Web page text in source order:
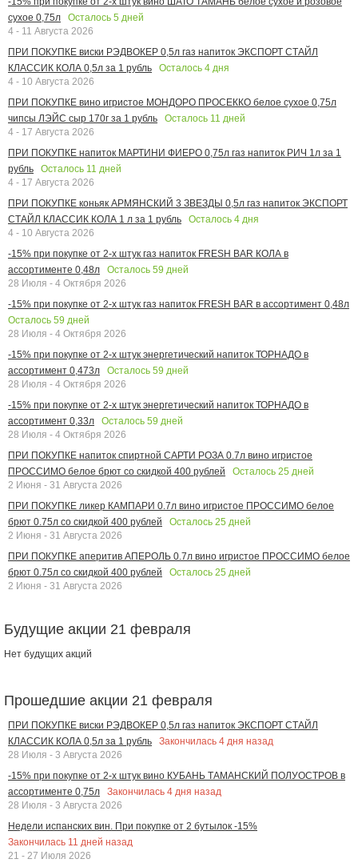
сухое 0,75л
Осталось 5 дней
4 - 11 Августа 2026
ПРИ ПОКУПКЕ виски РЭДВОКЕР 0,5л газ напиток ЭКСПОРТ СТАЙЛ
КЛАССИК КОЛА 0,5л за 1 рубль
Осталось 4 дня
4 - 10 Августа 2026
ПРИ ПОКУПКЕ вино игристое МОНДОРО ПРОСЕККО белое сухое 0,75л
чипсы ЛЭЙС сыр 170г за 1 рубль
Осталось 11 дней
4 - 17 Августа 2026
ПРИ ПОКУПКЕ напиток МАРТИНИ ФИЕРО 0,75л газ напиток РИЧ 1л за 1
рубль
Осталось 11 дней
4 - 17 Августа 2026
ПРИ ПОКУПКЕ коньяк АРМЯНСКИЙ 3 ЗВЕЗДЫ 0,5л газ напиток ЭКСПОРТ
СТАЙЛ КЛАССИК КОЛА 1 л за 1 рубль
Осталось 4 дня
4 - 10 Августа 2026
-15% при покупке от 2-х штук газ напиток FRESH BAR КОЛА в
ассортименте 0,48л
Осталось 59 дней
28 Июля - 4 Октября 2026
-15% при покупке от 2-х штук газ напиток FRESH BAR в ассортимент 0,48л
Осталось 59 дней
28 Июля - 4 Октября 2026
-15% при покупке от 2-х штук энергетический напиток ТОРНАДО в
ассортимент 0,473л
Осталось 59 дней
28 Июля - 4 Октября 2026
-15% при покупке от 2-х штук энергетический напиток ТОРНАДО в
ассортимент 0,33л
Осталось 59 дней
28 Июля - 4 Октября 2026
ПРИ ПОКУПКЕ напиток спиртной САРТИ РОЗА 0.7л вино игристое
ПРОССИМО белое брют со скидкой 400 рублей
Осталось 25 дней
2 Июня - 31 Августа 2026
ПРИ ПОКУПКЕ ликер КАМПАРИ 0.7л вино игристое ПРОССИМО белое
брют 0.75л со скидкой 400 рублей
Осталось 25 дней
2 Июня - 31 Августа 2026
ПРИ ПОКУПКЕ аперитив АПЕРОЛЬ 0.7л вино игристое ПРОССИМО белое
брют 0.75л со скидкой 400 рублей
Осталось 25 дней
2 Июня - 31 Августа 2026
Будущие акции 21 февраля
Нет будущих акций
Прошедшие акции 21 февраля
ПРИ ПОКУПКЕ виски РЭДВОКЕР 0,5л газ напиток ЭКСПОРТ СТАЙЛ
КЛАССИК КОЛА 0,5л за 1 рубль
Закончилась 4 дня назад
28 Июля - 3 Августа 2026
-15% при покупке от 2-х штук вино КУБАНЬ ТАМАНСКИЙ ПОЛУОСТРОВ в
ассортименте 0,75л
Закончилась 4 дня назад
28 Июля - 3 Августа 2026
Недели испанских вин. При покупке от 2 бутылок -15%
Закончилась 11 дней назад
21 - 27 Июля 2026